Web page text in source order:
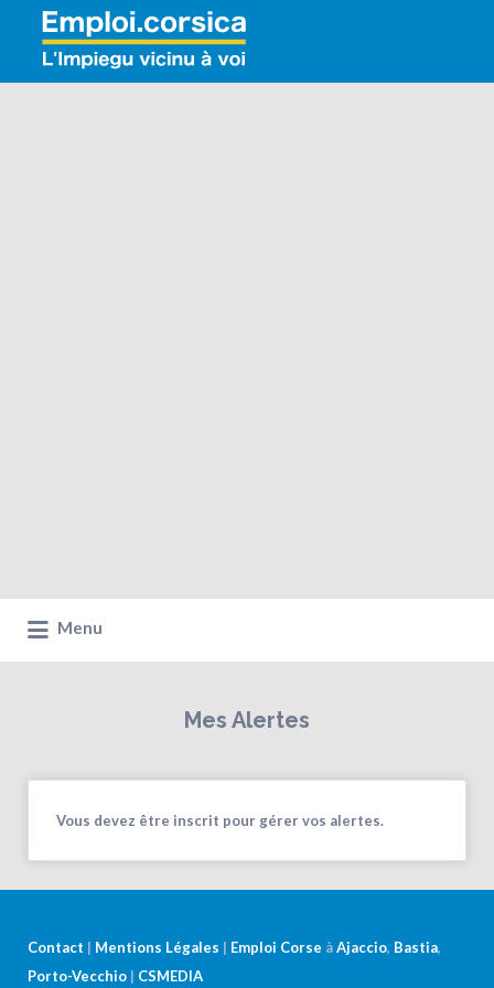
Rechercher:
Menu
Mes Alertes
Vous devez être inscrit pour gérer vos alertes.
Contact | Mentions Légales | Emploi Corse àAjaccio, Bastia,
Porto-Vecchio | CSMEDIA